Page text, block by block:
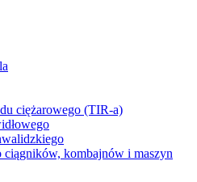
ciężarowego (TIR-a)
kombajnów i maszyn